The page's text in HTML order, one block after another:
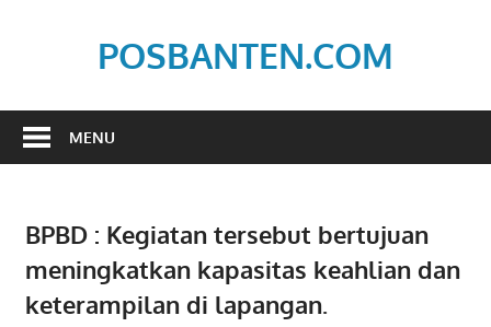
POSBANTEN.COM
Dan
MENU
BPBD : Kegiatan tersebut bertujuan
meningkatkan kapasitas keahlian dan
keterampilan di lapangan.